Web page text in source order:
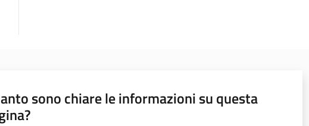
sono chiare le informazioni su questa